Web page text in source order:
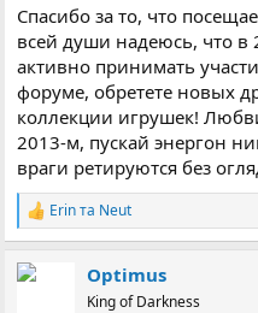
Спасибо за то, что
всей души надеюсь, что в
активно принимать
форуме, обретете новых
коллекции игрушек!
2013-м, пускай энергон
враги ретируются без
Р
е
к
Erinта Neut
Optimus
King of Darkness